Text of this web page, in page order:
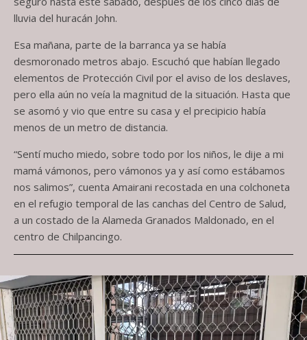
lluvia del huracán John.
Esa mañana, parte de la barranca ya se había
desmoronado metros abajo. Escuchó que habían llegado
elementos de Protección Civil por el aviso de los deslaves,
pero ella aún no veía la magnitud de la situación. Hasta que
se asomó y vio que entre su casa y el precipicio había
menos de un metro de distancia.
“Sentí mucho miedo, sobre todo por los niños, le dije a mi
mamá vámonos, pero vámonos ya y así como estábamos
nos salimos”, cuenta Amairani recostada en una colchoneta
en el refugio temporal de las canchas del Centro de Salud,
a un costado de la Alameda Granados Maldonado, en el
centro de Chilpancingo.